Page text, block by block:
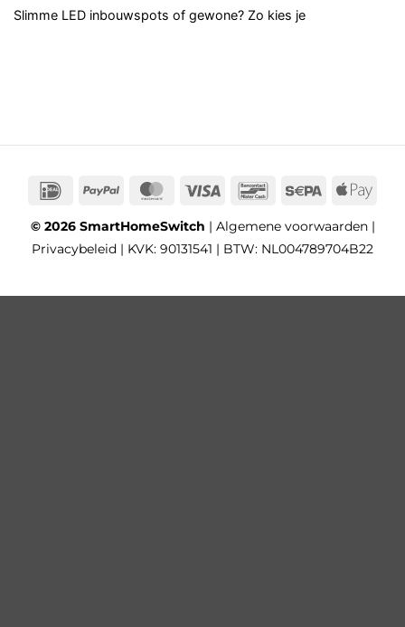
Slimme LED inbouwspots of gewone? Zo kies je
IDeal PayPal MasterCard
Visa Bancontact
Sepa
© 2026 SmartHomeSwitch | Algemene voorwaarden|
Privacybeleid | KVK: 90131541 | BTW: NL004789704B22